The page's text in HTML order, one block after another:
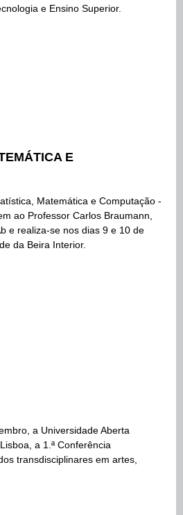
e Ensino Superior.
E
Matemática e Computação -
ao Professor Carlos Braumann,
e realiza-se nos dias 9 e 10 de
da Beira Interior.
a Universidade Aberta
a 1.ª Conferência
transdisciplinares em artes,